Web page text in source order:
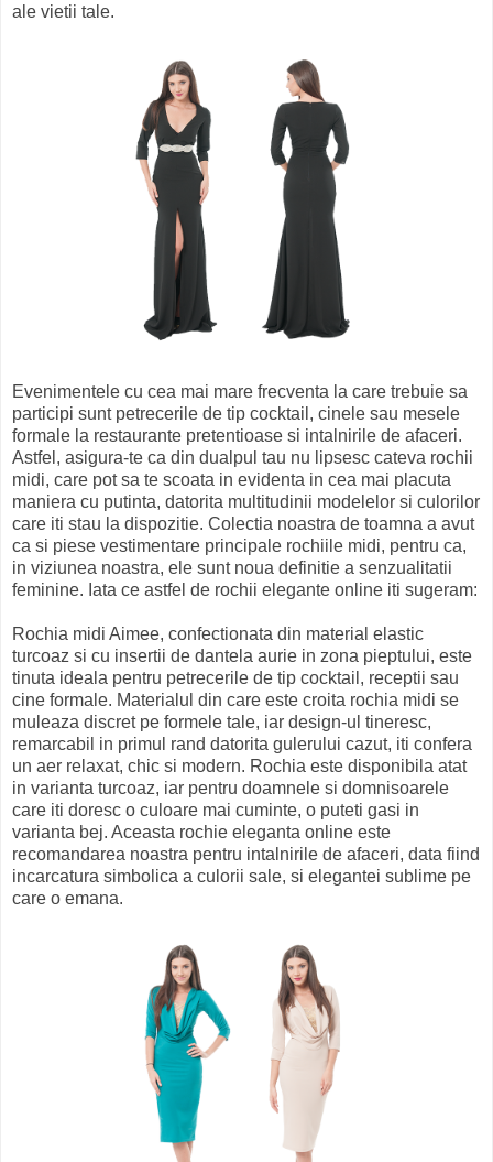
ale vietii tale.
Evenimentele cu cea mai mare frecventa la care trebuie sa
participi sunt petrecerile de tip cocktail, cinele sau mesele
formale la restaurante pretentioase si intalnirile de afaceri.
Astfel, asigura-te ca din dualpul tau nu lipsesc cateva rochii
midi, care pot sa te scoata in evidenta in cea mai placuta
maniera cu putinta, datorita multitudinii modelelor si culorilor
care iti stau la dispozitie. Colectia noastra de toamna a avut
ca si piese vestimentare principale rochiile midi, pentru ca,
in viziunea noastra, ele sunt noua definitie a senzualitatii
feminine. Iata ce astfel de rochii elegante online iti sugeram:
Rochia midi Aimee, confectionata din material elastic
turcoaz si cu insertii de dantela aurie in zona pieptului, este
tinuta ideala pentru petrecerile de tip cocktail, receptii sau
cine formale. Materialul din care este croita rochia midi se
muleaza discret pe formele tale, iar design-ul tineresc,
remarcabil in primul rand datorita gulerului cazut, iti confera
un aer relaxat, chic si modern. Rochia este disponibila atat
in varianta turcoaz, iar pentru doamnele si domnisoarele
care iti doresc o culoare mai cuminte, o puteti gasi in
varianta bej. Aceasta rochie eleganta online este
recomandarea noastra pentru intalnirile de afaceri, data fiind
incarcatura simbolica a culorii sale, si elegantei sublime pe
care o emana.